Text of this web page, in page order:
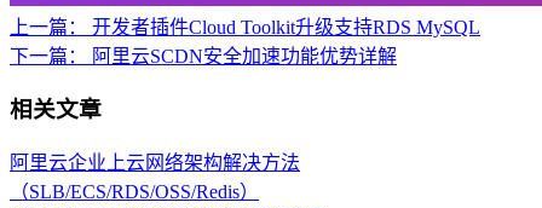
上一篇：
开发者插件Cloud Toolkit升级支持RDS MySQL
下一篇：
阿里云SCDN安全加速功能优势详解
相关文章
阿里云企业上云网络架构解决方法
（SLB/ECS/RDS/OSS/Redis）